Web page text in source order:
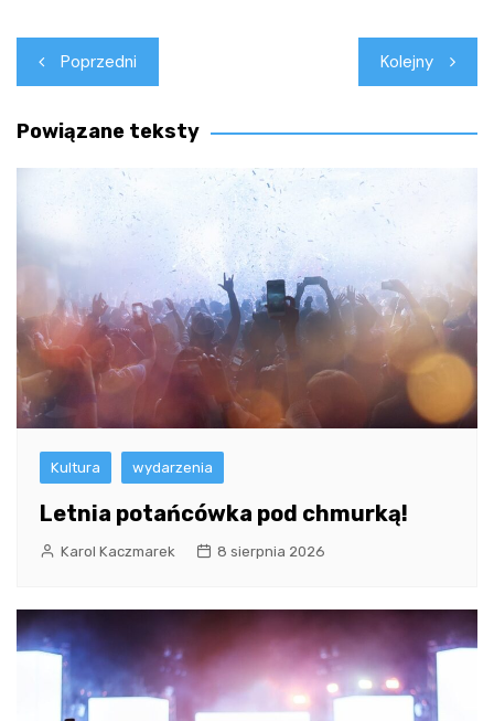
Nawigacja
wpisu
Poprzedni Kolejny
Powiązane teksty
Kultura wydarzenia
Letnia potańcówka pod chmurką!
Karol Kaczmarek 8 sierpnia 2026